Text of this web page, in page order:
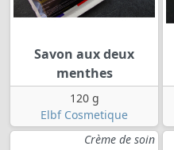
Savon aux deux
menthes
120 g
Elbf Cosmetique
Crème de soin